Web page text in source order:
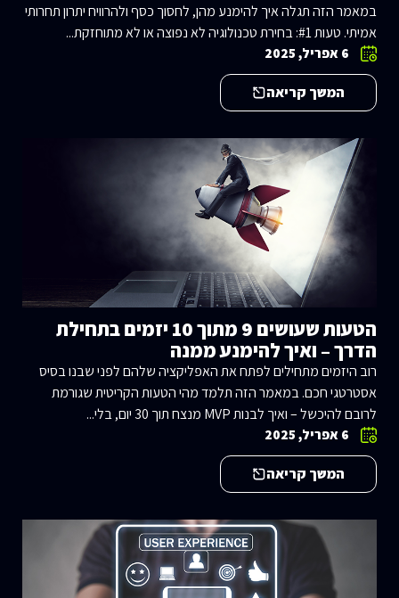
במאמר הזה תגלה איך להימנע מהן, לחסוך כסף ולהרוויח יתרון תחרותי
אמיתי. טעות #1: בחירת טכנולוגיה לא נפוצה או לא מתוחזקת...
6 אפריל, 2025
המשך קריאה
הטעות שעושים 9 מתוך 10 יזמים בתחילת
הדרך – ואיך להימנע ממנה
רוב היזמים מתחילים לפתח את האפליקציה שלהם לפני שבנו בסיס
אסטרטגי חכם. במאמר הזה תלמד מהי הטעות הקריטית שגורמת
לרובם להיכשל – ואיך לבנות MVP מנצח תוך 30 יום, בלי...
6 אפריל, 2025
המשך קריאה